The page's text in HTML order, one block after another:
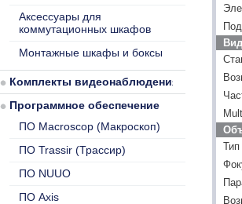
Тип
Аксессуары для
коммутационных шкафов
Монтажные шкафы и боксы
Комплекты видеонаблюдения
Программное обеспечение
ПО Macroscop (Макроскоп)
ПО Trassir (Трассир)
ПО NUUO
ПО Axis